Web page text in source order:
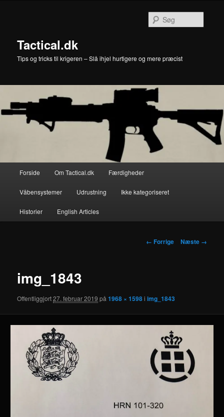
Tactical.dk
Tips og tricks til krigeren – Slå ihjel hurtigere og mere præcist
Forside Om Tactical.dk Færdigheder
Våbensystemer Udrustning Ikke kategoriseret
Historier English Articles
Billednavigation
← Forrige Næste →
img_1843
Offentliggjort27. februar 2019 på1968 × 1598iimg_1843